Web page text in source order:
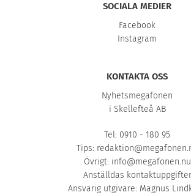
SOCIALA MEDIER
Facebook
Instagram
KONTAKTA OSS
Nyhetsmegafonen
i Skellefteå AB
Tel: 0910 - 180 95
Tips:
Övrigt: info@megafonen.nu
Anställdas kontaktuppgifter
Ansvarig utgivare: Magnus